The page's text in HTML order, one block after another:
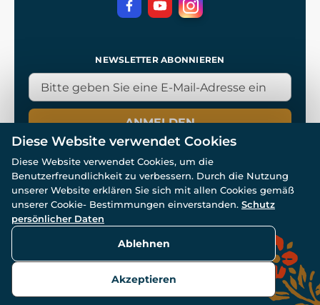
NEWSLETTER ABONNIEREN
ANMELDEN
© Alle Rechte vorbehalten. www.wulflund.de 2007-2026.
Powered by
Diese Website verwendet Cookies
Diese Website verwendet Cookies, um die
Benutzerfreundlichkeit zu verbessern. Durch die Nutzung
unserer Website erklären Sie sich mit allen Cookies gemäß
unserer Cookie- Bestimmungen einverstanden. Schutz
persönlicher Daten
Ablehnen
Akzeptieren